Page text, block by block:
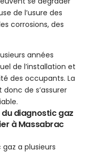
de l’usure des
corrosions, des
années
de l’installation et
des occupants. La
de s’assurer
diagnostic gaz
à Massabrac
a plusieurs